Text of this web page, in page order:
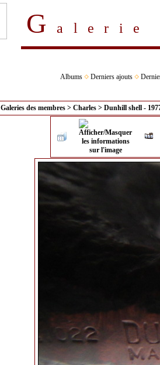
Galerie
Albums
Derniers ajouts
Galeries des membres > Charles > Dunhill shell -